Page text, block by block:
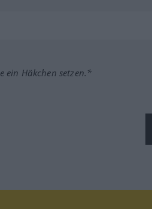
ein Häkchen setzen.*